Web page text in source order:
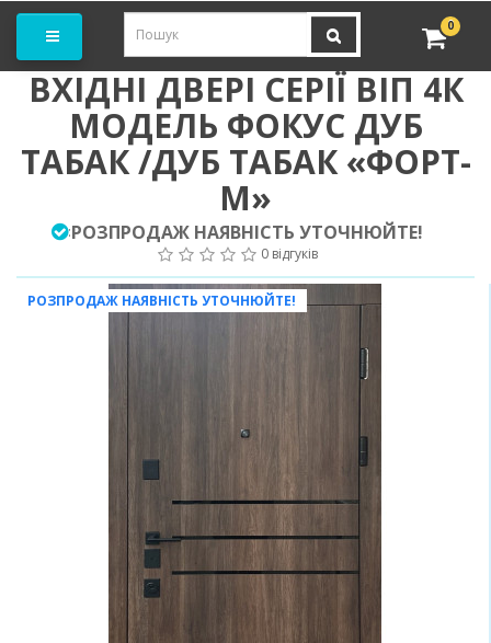
0
ВХІДНІ ДВЕРІ СЕРІЇ ВІП 4К
МОДЕЛЬ ФОКУС ДУБ
ТАБАК /ДУБ ТАБАК «ФОРТ-
М»
:РОЗПРОДАЖ НАЯВНІСТЬ УТОЧНЮЙТЕ!
0 відгуків
РОЗПРОДАЖ НАЯВНІСТЬ УТОЧНЮЙТЕ!